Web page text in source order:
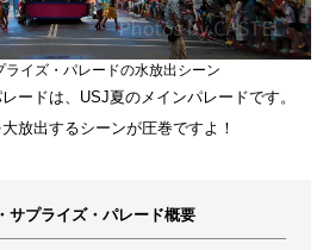
ライズ・パレードの水放出シーン
ードは、USJ夏のメインパレードです。
放出するシーンが圧巻ですよ！
サプライズ・パレード概要